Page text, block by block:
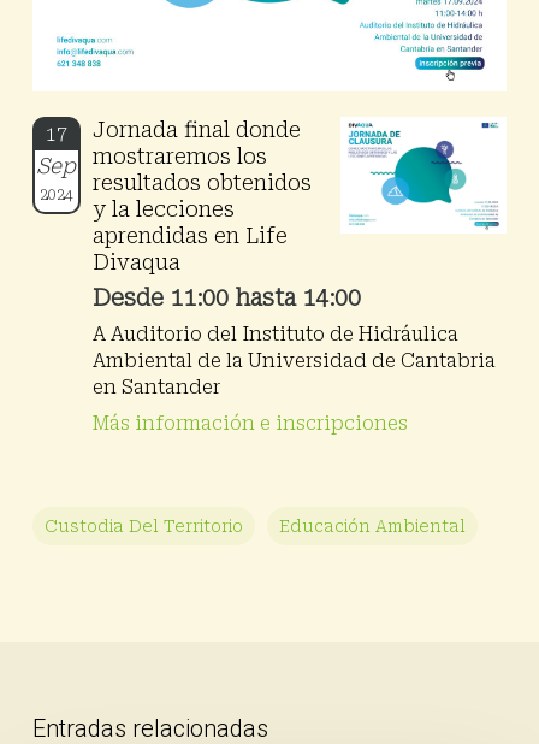
17
Sep
2024
Jornada final donde
mostraremos los
resultados obtenidos
y la lecciones
aprendidas en Life
Divaqua
Desde 11:00 hasta 14:00
A Auditorio del Instituto de Hidráulica
Ambiental de la Universidad de Cantabria
en Santander
Más información e inscripciones
Custodia Del Territorio Educación Ambiental
Entradas relacionadas